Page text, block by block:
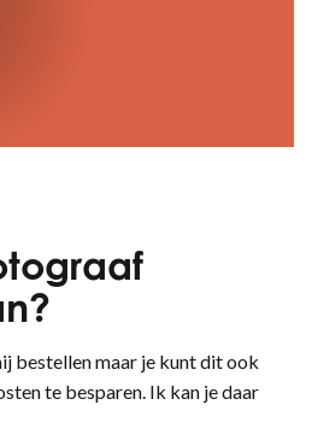
bestellen maar je kunt dit ook
te besparen. Ik kan je daar